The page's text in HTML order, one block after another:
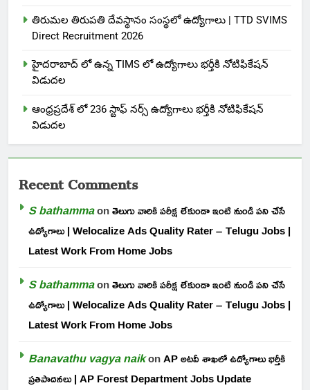
తిరుమల తిరుపతి దేవస్థానం సంస్థలో ఉద్యోగాలు | TTD SVIMS
Direct Recruitment 2026
హైదరాబాద్ లో ఉన్న TIMS లో ఉద్యోగాలు భర్తీకి నోటిఫికేషన్
విడుదల
ఆంధ్రప్రదేశ్ లో 236 స్టాఫ్ నర్స్ ఉద్యోగాలు భర్తీకి నోటిఫికేషన్
విడుదల
Recent Comments
S bathammaonతెలుగు వారికి పరీక్ష లేకుండా ఇంటి నుండి పని చేసే
ఉద్యోగాలు | Welocalize Ads Quality Rater – Telugu Jobs |
Latest Work From Home Jobs
S bathammaonతెలుగు వారికి పరీక్ష లేకుండా ఇంటి నుండి పని చేసే
ఉద్యోగాలు | Welocalize Ads Quality Rater – Telugu Jobs |
Latest Work From Home Jobs
Banavathu vagya naikonAP అటవీ శాఖలో ఉద్యోగాలు భర్తీకి
ప్రతిపాదనలు | AP Forest Department Jobs Update